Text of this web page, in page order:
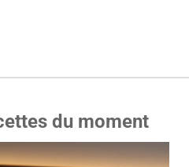
du moment